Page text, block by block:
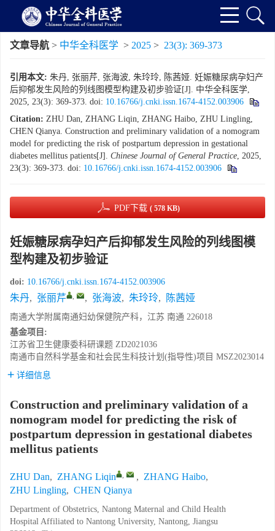
文章导航 > 中华全科医学 > 2025 > 23(3): 369-373
引用本文: 朱丹, 张丽芹, 张海波, 朱玲玲, 陈茜娅. 妊娠糖尿病孕妇产
后抑郁发生风险的列线图模型构建及初步验证[J]. 中华全科医学,
2025, 23(3): 369-373. doi: 10.16766/j.cnki.issn.1674-4152.003906
Citation: ZHU Dan, ZHANG Liqin, ZHANG Haibo, ZHU Lingling,
CHEN Qianya. Construction and preliminary validation of a nomogram
model for predicting the risk of postpartum depression in gestational
diabetes mellitus patients[J]. Chinese Journal of General Practice, 2025,
23(3): 369-373. doi: 10.16766/j.cnki.issn.1674-4152.003906
PDF下载 ( 578 KB)
妊娠糖尿病孕妇产后抑郁发生风险的列线图模
型构建及初步验证
doi: 10.16766/j.cnki.issn.1674-4152.003906
朱丹, 张丽芹 , , 张海波, 朱玲玲, 陈茜娅
南通大学附属南通妇幼保健院产科，江苏 南通 226018
基金项目:
江苏省卫生健康委科研课题 ZD2021036
南通市自然科学基金和社会民生科技计划(指导性)项目 MSZ2023014
详细信息
Construction and preliminary validation of a
nomogram model for predicting the risk of
postpartum depression in gestational diabetes
mellitus patients
ZHU Dan, ZHANG Liqin , , ZHANG Haibo,
ZHU Lingling, CHEN Qianya
Department of Obstetrics, Nantong Maternal and Child Health
Hospital Affiliated to Nantong University, Nantong, Jiangsu